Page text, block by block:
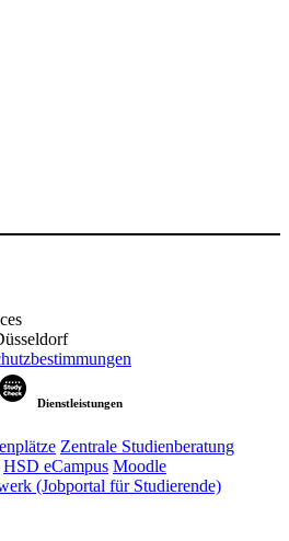
Dienstleistungen
Zentrale Studienberatung
HSD eCampus Moodle
(Jobportal für Studierende)